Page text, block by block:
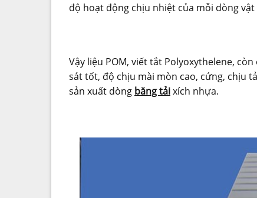
độ hoạt động chịu nhiệt của mỗi dòng vật
Vậy liệu POM, viết tắt Polyoxythelene,
sát tốt, độ chịu mài mòn cao, cứng, chịu
sản xuất dòng băng tảixích nhựa.